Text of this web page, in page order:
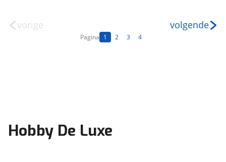
vorige
Pagina 1 2 3 4
volgende
Hobby De Luxe